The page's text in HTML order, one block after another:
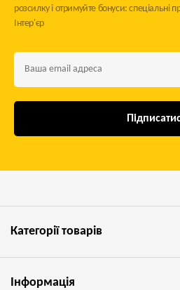
розсилку і отримуйте бонуси: спеціальні
Інтер'єр
Категорії товарів
Інформація